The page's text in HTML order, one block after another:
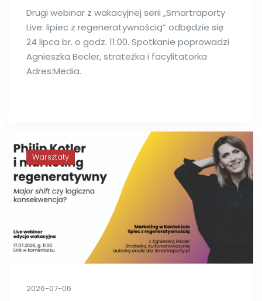
Drugi webinar z wakacyjnej serii „Smartraporty
Live: lipiec z regeneratywnością” odbędzie się
24 lipca br. o godz. 11:00. Spotkanie poprowadzi
Agnieszka Becler, strateżka i facylitatorka
Adres:Media.
Warsztaty
2026-07-06